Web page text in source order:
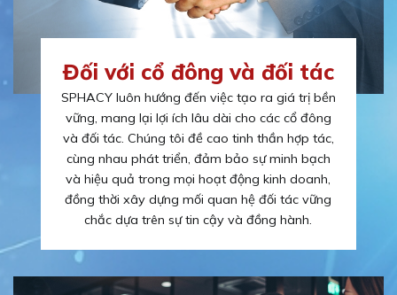
Đối với cổ đông và đối tác
SPHACY luôn hướng đến việc tạo ra giá trị bền
vững, mang lại lợi ích lâu dài cho các cổ đông
và đối tác. Chúng tôi đề cao tinh thần hợp tác,
cùng nhau phát triển, đảm bảo sự minh bạch
và hiệu quả trong mọi hoạt động kinh doanh,
đồng thời xây dựng mối quan hệ đối tác vững
chắc dựa trên sự tin cậy và đồng hành.